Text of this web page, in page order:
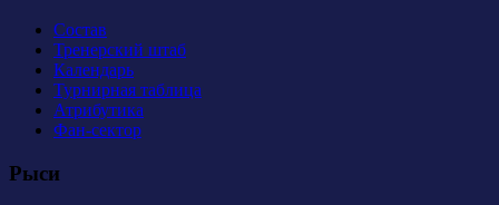
Состав
Тренерский штаб
Календарь
Турнирная таблица
Атрибутика
Фан-сектор
Рыси